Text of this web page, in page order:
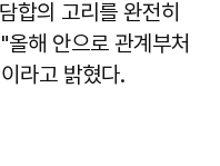
합의 고리를 완전히
해 안으로 관계부처
라고 밝혔다.